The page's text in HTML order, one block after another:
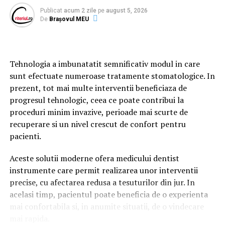
Acest lucru înseamnă că lupta pentru vizibilitate începe
contează.
Realitatea este exact opusă.
SEO continuă să fie fundamentul oricărei strategii
digitale.
site-ul nu poate fi indexat corect;
conținutul nu poate fi descoperit eficient;
autoritatea domeniului este mai dificil de construit.
Ce este laserul dentar si cand se foloseste in
stomatologie?
a anumitor tesuturi din cavitatea orala. In functie de
tipul procedurii si de caracteristicile aparatului,
tehnologia poate fi utilizata in cadrul mai multor
interventii stomatologice.
In majoritatea cazurilor, laserul completeaza tehnicile
stomatologice conventionale. Exista insa si situatii in
tratament, in functie de diagnosticul stabilit si de
particularitatile pacientului.
Este important de mentionat ca nu orice procedura
poate fi realizata cu ajutorul tehnologiei de laser dentar
Publicat acum 2 zile pe august 5, 2026
De Brașovul MEU
Tehnologia a imbunatatit semnificativ modul in care
sunt efectuate numeroase tratamente stomatologice. In
prezent, tot mai multe interventii beneficiaza de
progresul tehnologic, ceea ce poate contribui la
proceduri minim invazive, perioade mai scurte de
recuperare si un nivel crescut de confort pentru
pacienti.
Aceste solutii moderne ofera medicului dentist
instrumente care permit realizarea unor interventii
precise, cu afectarea redusa a tesuturilor din jur. In
acelasi timp, pacientul poate beneficia de o experienta
mai confortabila si, in anumite situatii, de o vindecare